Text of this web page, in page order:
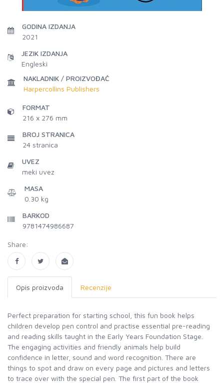
GODINA IZDANJA
2021
JEZIK IZDANJA
Engleski
NAKLADNIK / PROIZVOĐAČ
Harpercollins Publishers
FORMAT
216 x 276 mm
BROJ STRANICA
24 stranica
UVEZ
meki uvez
MASA
0.30 kg
BARKOD
9781474986687
Share:
Opis proizvoda Recenzije
Perfect preparation for starting school, this fun book helps
children develop pen control and practise essential pre-reading
and reading skills taught in the Early Years Foundation Stage.
The engaging activities and friendly animals help build
confidence in letter, sound and word recognition. There are
things to spot and draw on every page and pictures and letters
to trace over with the special pen. The first part of the book